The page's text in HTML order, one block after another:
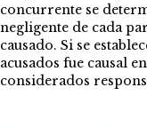
concurrente se
negligente de cada
causado. Si se
acusados fue causal
considerados